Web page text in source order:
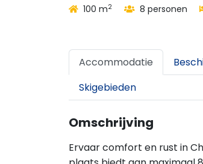
100 m2 8 personen
Accommodatie
Skigebieden
Omschrijving
Ervaar comfort en rust in